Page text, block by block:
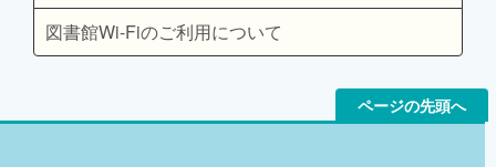
図書館Wi-Fiのご利用について
ページの先頭へ